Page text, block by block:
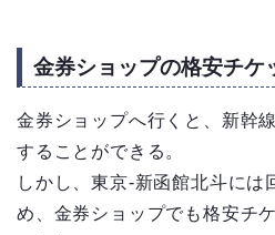
金券ショップの格安チケ
金券ショップへ行くと、新幹
することができる。
しかし、東京-新函館北斗には
め、金券ショップでも格安チ